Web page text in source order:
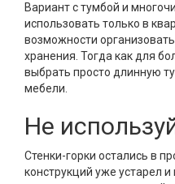
Вариант с тумбой и
использовать только в
возможности
хранения. Тогда как для
выбрать просто длинную
мебели.
Не
Стенки-горки остались в
конструкций уже устарел